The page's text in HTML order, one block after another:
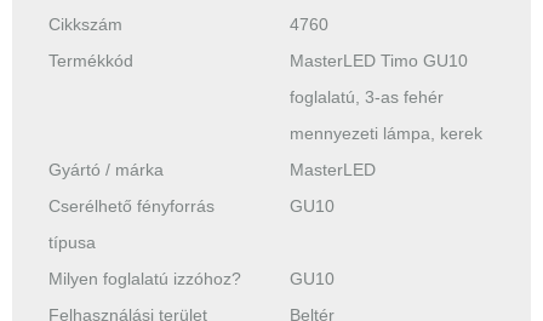
Cikkszám
4760
Termékkód
MasterLED Timo GU10
foglalatú, 3-as fehér
mennyezeti lámpa, kerek
Gyártó / márka
MasterLED
Cserélhető fényforrás
típusa
GU10
Milyen foglalatú izzóhoz?
GU10
Felhasználási terület
Beltér